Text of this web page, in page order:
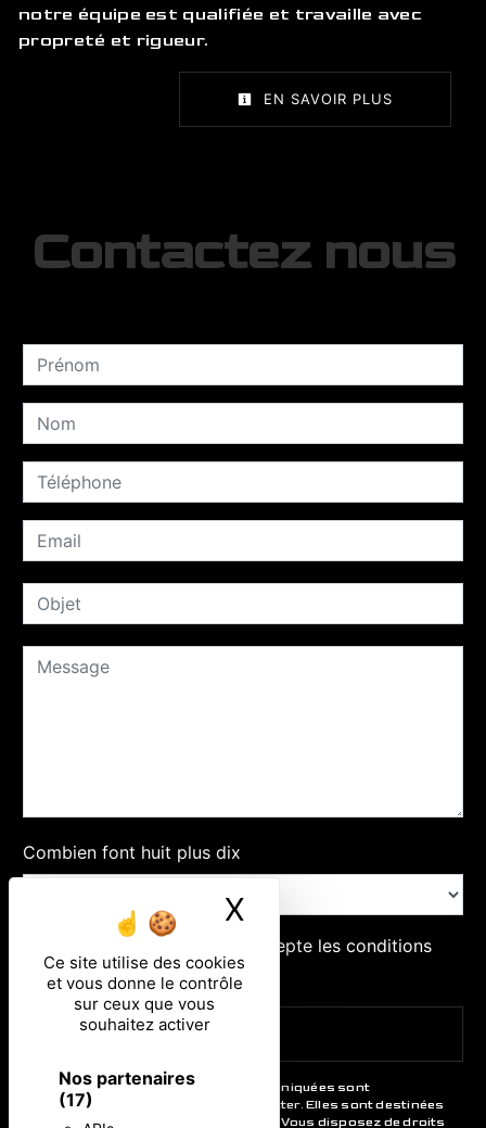
Ce site utilise des cookies
et vous donne le contrôle
sur ceux que vous
souhaitez activer
Nos partenaires
(17)
X Masquer le
notre équipe est qualifiée et travaille avec
propreté et rigueur.
EN SAVOIR PLUS
Contactez nous
Combien font huit plus dix
En cochant cette case, j'accepte les conditions
particulières ci-dessous **
ENVOYER
** Les données personnelles communiquées sont
nécessaires aux fins de vous contacter. Elles sont destinées
à l'entreprise et ses sous-traitants. Vous disposez de droits